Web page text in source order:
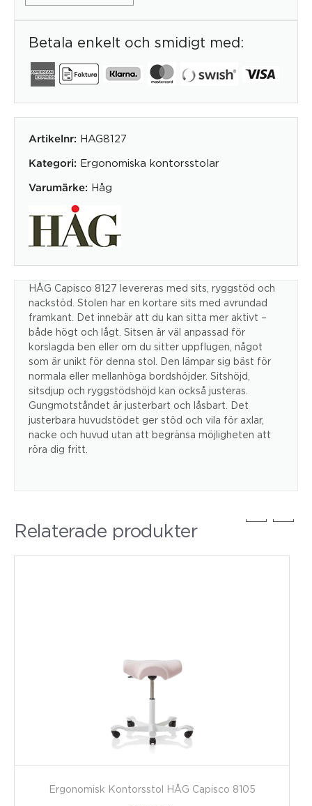
Betala enkelt och smidigt med:
Artikelnr: HAG8127
Kategori: Ergonomiska kontorsstolar
Varumärke: Håg
HÅG Capisco 8127 levereras med sits, ryggstöd och
nackstöd. Stolen har en kortare sits med avrundad
framkant. Det innebär att du kan sitta mer aktivt –
både högt och lågt. Sitsen är väl anpassad för
korslagda ben eller om du sitter uppflugen, något
som är unikt för denna stol. Den lämpar sig bäst för
normala eller mellanhöga bordshöjder. Sitshöjd,
sitsdjup och ryggstödshöjd kan också justeras.
Gungmotståndet är justerbart och låsbart. Det
justerbara huvudstödet ger stöd och vila för axlar,
nacke och huvud utan att begränsa möjligheten att
röra dig fritt.
Relaterade produkter
Ergonomisk Kontorsstol HÅG Capisco 8105